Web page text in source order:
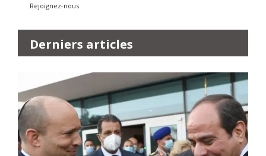
Rejoignez-nous
Derniers articles